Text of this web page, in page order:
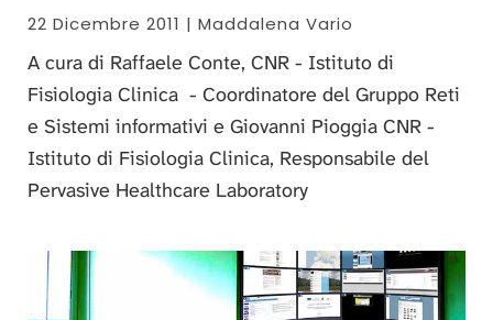
22 Dicembre 2011 | Maddalena Vario
A cura di Raffaele Conte, CNR - Istituto di
Fisiologia Clinica - Coordinatore del Gruppo Reti
e Sistemi informativi e Giovanni Pioggia CNR -
Istituto di Fisiologia Clinica, Responsabile del
Pervasive Healthcare Laboratory